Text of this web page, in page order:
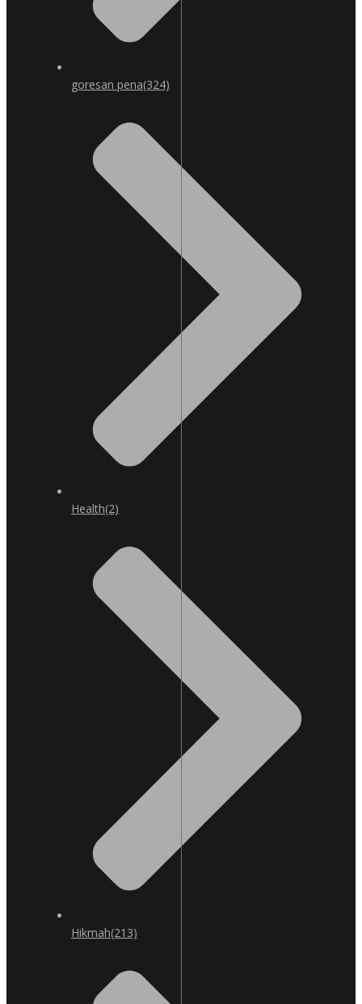
goresan pena(324)
Health(2)
Hikmah(213)